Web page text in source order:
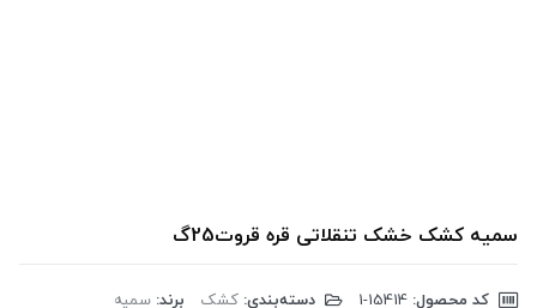
سمیه کشک خشک تنقلاتی قره قروت25گ
کد محصول: دسته‌بندی: کشک برند: سمیه